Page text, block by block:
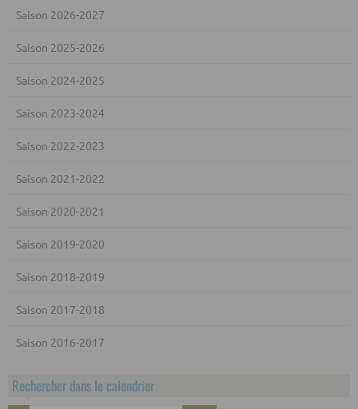
Saison 2026-2027
Saison 2025-2026
Saison 2024-2025
Saison 2023-2024
Saison 2022-2023
Saison 2021-2022
Saison 2020-2021
Saison 2019-2020
Saison 2018-2019
Saison 2017-2018
Saison 2016-2017
Rechercher dans le calendrier